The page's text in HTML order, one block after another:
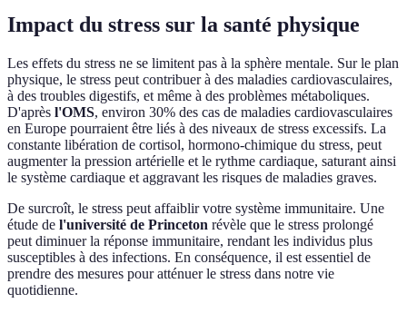
Impact du stress sur la santé physique
Les effets du stress ne se limitent pas à la sphère mentale. Sur le plan
physique, le stress peut contribuer à des maladies cardiovasculaires,
à des troubles digestifs, et même à des problèmes métaboliques.
D'après l'OMS, environ 30% des cas de maladies cardiovasculaires
en Europe pourraient être liés à des niveaux de stress excessifs. La
constante libération de cortisol, hormono-chimique du stress, peut
augmenter la pression artérielle et le rythme cardiaque, saturant ainsi
le système cardiaque et aggravant les risques de maladies graves.
De surcroît, le stress peut affaiblir votre système immunitaire. Une
étude de l'université de Princeton révèle que le stress prolongé
peut diminuer la réponse immunitaire, rendant les individus plus
susceptibles à des infections. En conséquence, il est essentiel de
prendre des mesures pour atténuer le stress dans notre vie
quotidienne.